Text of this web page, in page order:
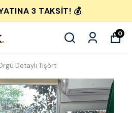
3 TAKSIT! 💰
0
Detaylı Tişört